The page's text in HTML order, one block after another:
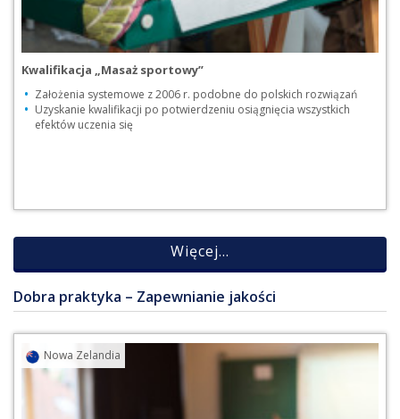
Kwalifikacja „Masaż sportowy”
Założenia systemowe z 2006 r. podobne do polskich rozwiązań
Uzyskanie kwalifikacji po potwierdzeniu osiągnięcia wszystkich
efektów uczenia się
Więcej...
Dobra praktyka – Zapewnianie jakości
Nowa Zelandia
Przejdź do praktyki
Pobierz pdf [PDF,